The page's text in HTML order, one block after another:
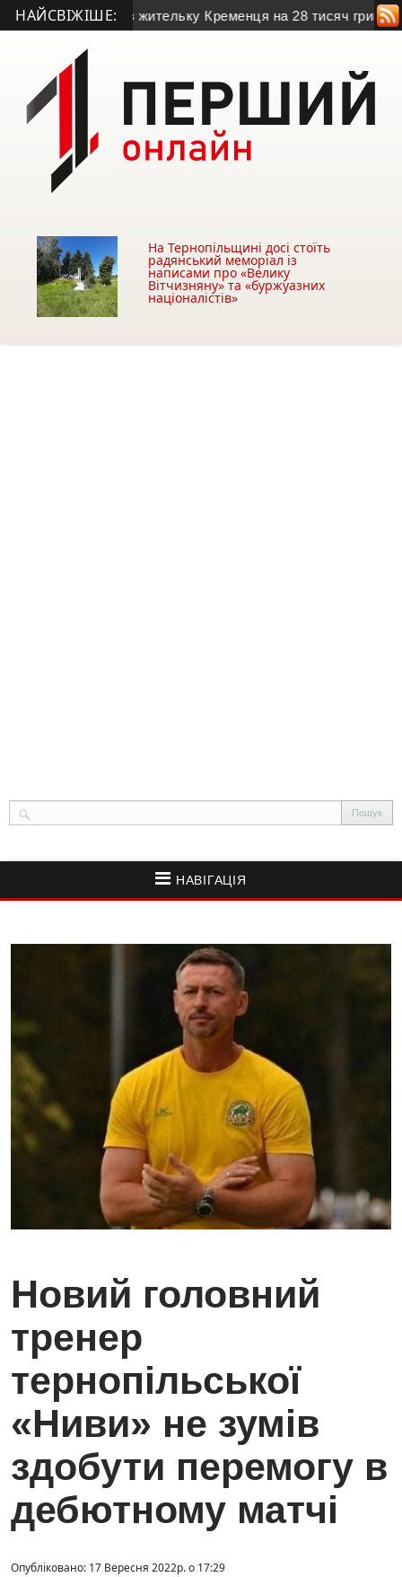
НАЙСВІЖІШЕ:
ошукав жительку Кременця на 28 тисяч гривень •
На Тернопільщині досі стоїть
радянський меморіал із
написами про «Велику
Вітчизняну» та «буржуазних
націоналістів»
НАВІГАЦІЯ
Новий головний
тренер
тернопільської
«Ниви» не зумів
здобути перемогу в
дебютному матчі
Опубліковано: 17 Вересня 2022р. о 17:29